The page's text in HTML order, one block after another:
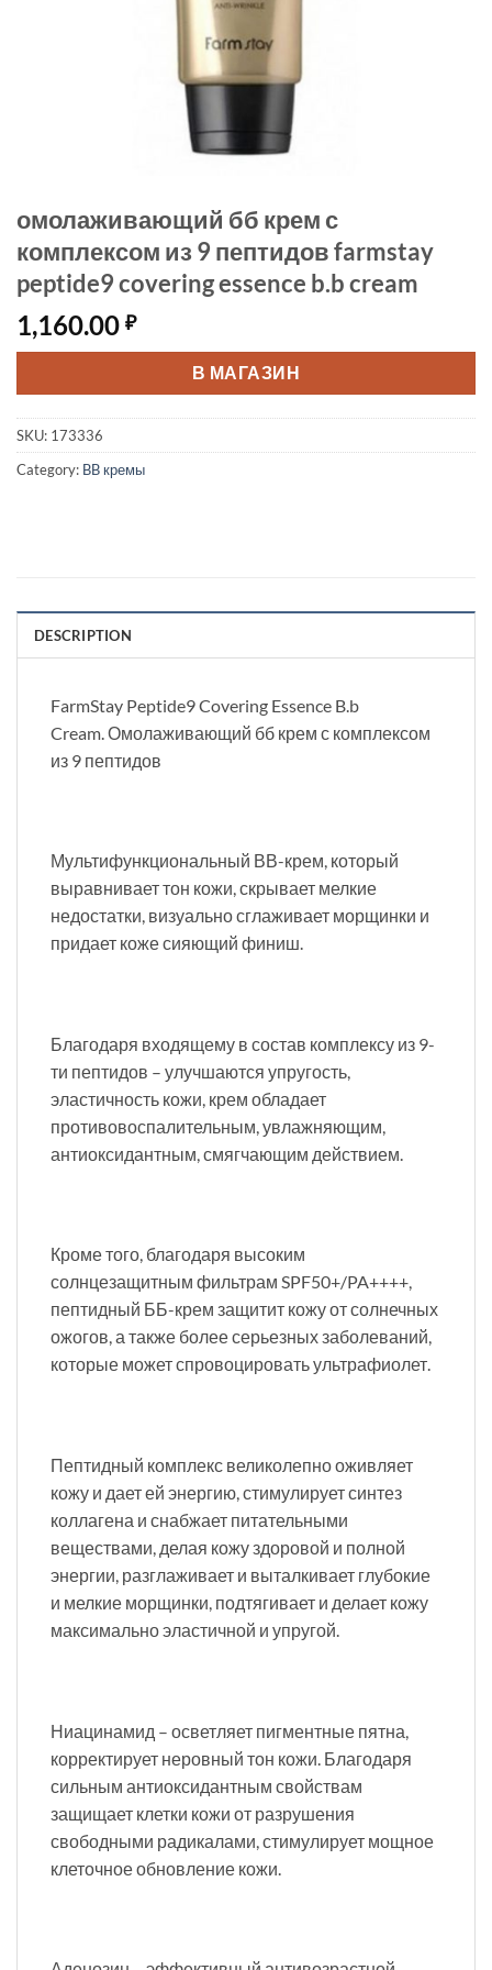
омолаживающий бб крем с
комплексом из 9 пептидов farmstay
peptide9 covering essence b.b cream
1,160.00 ₽
В МАГАЗИН
SKU: 173336
Category: BB кремы
DESCRIPTION
FarmStay Peptide9 Covering Essence B.b
Cream. Омолаживающий бб крем с комплексом
из 9 пептидов
Мультифункциональный ВВ-крем, который
выравнивает тон кожи, скрывает мелкие
недостатки, визуально сглаживает морщинки и
придает коже сияющий финиш.
Благодаря входящему в состав комплексу из 9-
ти пептидов – улучшаются упругость,
эластичность кожи, крем обладает
противовоспалительным, увлажняющим,
антиоксидантным, смягчающим действием.
Кроме того, благодаря высоким
солнцезащитным фильтрам SPF50+/PA++++,
пептидный ББ-крем защитит кожу от солнечных
ожогов, а также более серьезных заболеваний,
которые может спровоцировать ультрафиолет.
Пептидный комплекс великолепно оживляет
кожу и дает ей энергию, стимулирует синтез
коллагена и снабжает питательными
веществами, делая кожу здоровой и полной
энергии, разглаживает и выталкивает глубокие
и мелкие морщинки, подтягивает и делает кожу
максимально эластичной и упругой.
Ниацинамид – осветляет пигментные пятна,
корректирует неровный тон кожи. Благодаря
сильным антиоксидантным свойствам
защищает клетки кожи от разрушения
свободными радикалами, стимулирует мощное
клеточное обновление кожи.